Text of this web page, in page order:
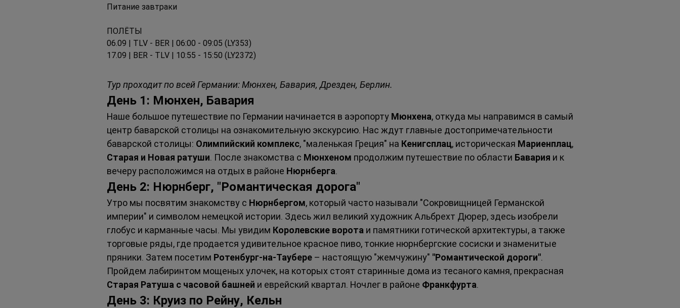
Питание завтраки
ПОЛЁТЫ
06.09 | TLV - BER | 06:00 - 09:05 (LY353)
17.09 | BER - TLV | 10:55 - 15:50 (LY2372)
Тур проходит по всей Германии: Мюнхен, Бавария, Дрезден, Берлин.
День 1: Мюнхен, Бавария
Наше большое путешествие по Германии начинается в аэропорту Мюнхена, откуда мы направимся в самый
центр баварской столицы на ознакомительную экскурсию. Нас ждут главные достопримечательности
баварской столицы: Олимпийский комплекс, "маленькая Греция" на Кенигсплац, историческая Мариенплац,
Старая и Новая ратуши. После знакомства с Мюнхеном продолжим путешествие по области Бавария и к
вечеру расположимся на отдых в районе Нюрнберга.
День 2: Нюрнберг, "Романтическая дорога"
Утро мы посвятим знакомству с Нюрнбергом, который часто называли "Сокровищницей Германской
империи" и символом немецкой истории. Здесь жил великий художник Альбрехт Дюрер, здесь изобрели
глобус и карманные часы. Мы увидим Королевские ворота и памятники готической архитектуры, а также
торговые ряды, где продается удивительное красное пиво, тонкие нюрнбергские сосиски и знаменитые
пряники. Затем посетим Ротенбург-на-Таубере – настоящую "жемчужину" "Романтической дороги".
Пройдем лабиринтом мощеных улочек, на которых стоят старинные дома из тесаного камня, прекрасная
Старая Ратуша с часовой башней и еврейский квартал. Ночлег в районе Франкфурта.
День 3: Круиз по Рейну, Кельн